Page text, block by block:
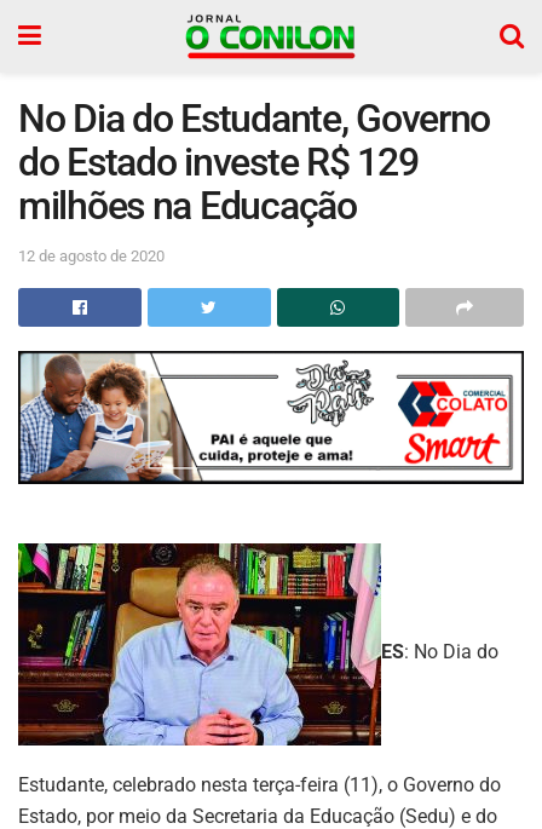
No Dia do Estudante, Governo
do Estado investe R$ 129
milhões na Educação
12 de agosto de 2020
ES: No Dia do
Estudante, celebrado nesta terça-feira (11), o Governo do
Estado, por meio da Secretaria da Educação (Sedu) e do